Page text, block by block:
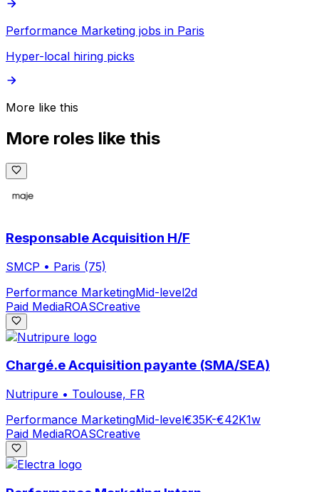
Performance Marketing jobs in Paris
Hyper-local hiring picks
More like this
More roles like this
Responsable Acquisition H/F
SMCP • Paris (75)
Performance MarketingMid-level2d
Paid MediaROASCreative
Chargé.e Acquisition payante (SMA/SEA)
Nutripure • Toulouse, FR
Performance MarketingMid-level€35K-€42K1w
Paid MediaROASCreative